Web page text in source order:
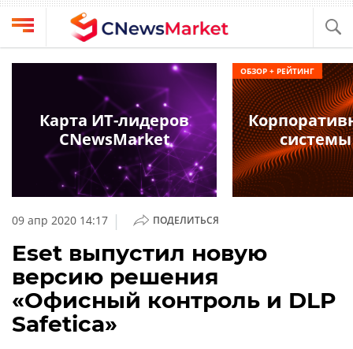
Выбрать
провайдера
Компании
обзоры
кабинет
О
проекте
CNews
CNews
Конференции
Техника
09 апр 2020 14:17 | ПОДЕЛИТЬСЯ
Eset выпустил новую
версию решения
«Офисный контроль и DLP
Safetica»
Карта ИТ-лидеров
CNewsMarket
системы
ОБЗОР + РЕЙТИНГ